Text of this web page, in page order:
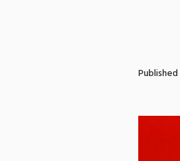
Published